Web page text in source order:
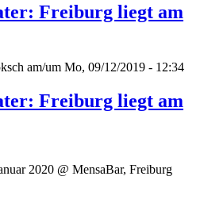
Freiburg liegt am
am/um Mo, 09/12/2019 - 12:34
Freiburg liegt am
2020 @ MensaBar, Freiburg